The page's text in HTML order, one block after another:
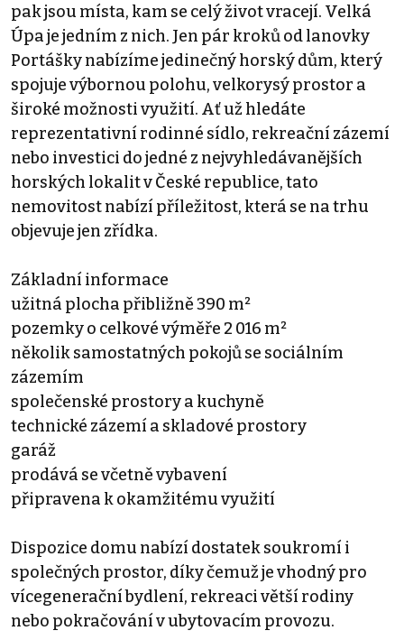
pak jsou místa, kam se celý život vracejí. Velká
Úpa je jedním z nich. Jen pár kroků od lanovky
Portášky nabízíme jedinečný horský dům, který
spojuje výbornou polohu, velkorysý prostor a
široké možnosti využití. Ať už hledáte
reprezentativní rodinné sídlo, rekreační zázemí
nebo investici do jedné z nejvyhledávanějších
horských lokalit v České republice, tato
nemovitost nabízí příležitost, která se na trhu
objevuje jen zřídka.
Základní informace
užitná plocha přibližně 390 m²
pozemky o celkové výměře 2 016 m²
několik samostatných pokojů se sociálním
zázemím
společenské prostory a kuchyně
technické zázemí a skladové prostory
garáž
prodává se včetně vybavení
připravena k okamžitému využití
Dispozice domu nabízí dostatek soukromí i
společných prostor, díky čemuž je vhodný pro
vícegenerační bydlení, rekreaci větší rodiny
nebo pokračování v ubytovacím provozu.